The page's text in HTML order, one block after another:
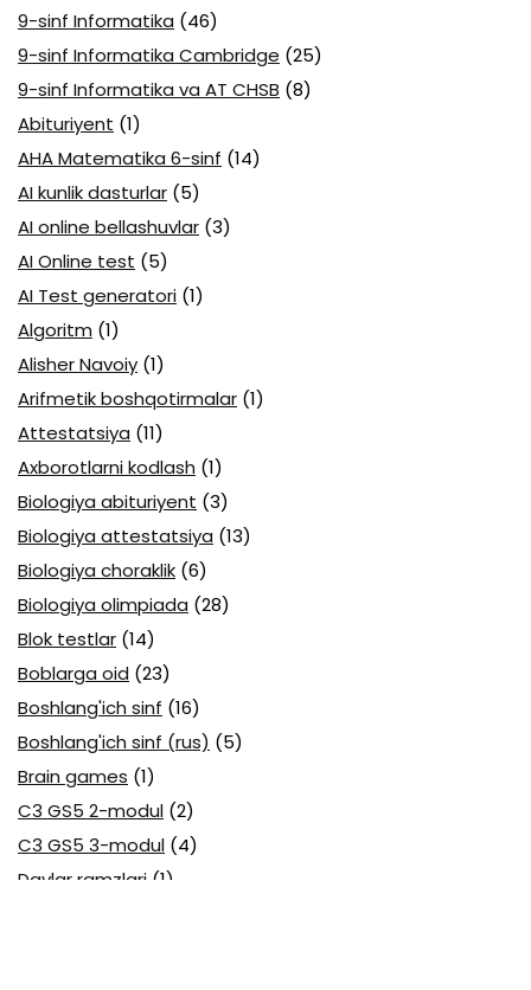
9-sinf Informatika (46)
9-sinf Informatika Cambridge (25)
9-sinf Informatika va AT CHSB (8)
Abituriyent (1)
AHA Matematika 6-sinf (14)
AI kunlik dasturlar (5)
AI online bellashuvlar (3)
AI Online test (5)
AI Test generatori (1)
Algoritm (1)
Alisher Navoiy (1)
Arifmetik boshqotirmalar (1)
Attestatsiya (11)
Axborotlarni kodlash (1)
Biologiya abituriyent (3)
Biologiya attestatsiya (13)
Biologiya choraklik (6)
Biologiya olimpiada (28)
Blok testlar (14)
Boblarga oid (23)
Boshlang'ich sinf (16)
Boshlang'ich sinf (rus) (5)
Brain games (1)
C3 GS5 2-modul (2)
C3 GS5 3-modul (4)
Davlar ramzlari (1)